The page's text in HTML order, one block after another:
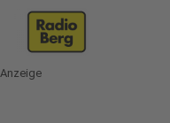
Anzeige